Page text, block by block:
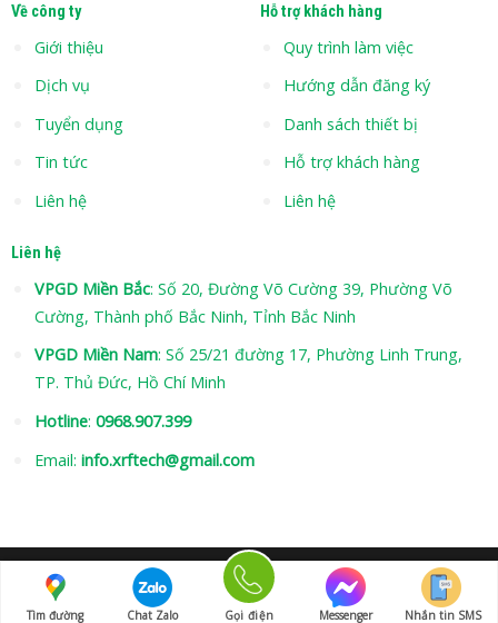
Về công ty
Giới thiệu
Dịch vụ
Tuyển dụng
Tin tức
Liên hệ
Hỗ trợ khách hàng
Quy trình làm việc
Hướng dẫn đăng ký
Danh sách thiết bị
Hỗ trợ khách hàng
Liên hệ
Liên hệ
VPGD Miền Bắc: Số 20, Đường Võ Cường 39, Phường Võ
Cường, Thành phố Bắc Ninh, Tỉnh Bắc Ninh
VPGD Miền Nam: Số 25/21 đường 17, Phường Linh Trung,
TP. Thủ Đức, Hồ Chí Minh
Hotline: 0968.907.399
Email: info.xrftech@gmail.com
Hotline: 0968 907 399
Copyright 2026 © XRFTECH.COM
Tìm đường Chat Zalo Gọi điện Messenger Nhắn tin SMS